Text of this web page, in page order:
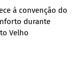
à convenção do
durante
Velho